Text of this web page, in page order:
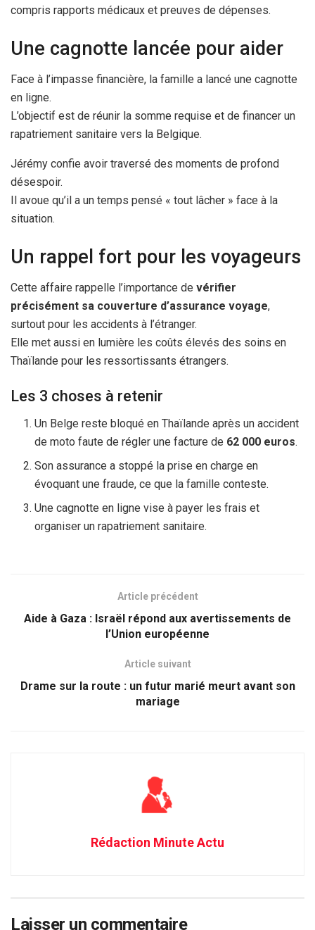
compris rapports médicaux et preuves de dépenses.
Une cagnotte lancée pour aider
Face à l’impasse financière, la famille a lancé une cagnotte
en ligne.
L’objectif est de réunir la somme requise et de financer un
rapatriement sanitaire vers la Belgique.
Jérémy confie avoir traversé des moments de profond
désespoir.
Il avoue qu’il a un temps pensé « tout lâcher » face à la
situation.
Un rappel fort pour les voyageurs
Cette affaire rappelle l’importance de vérifier
précisément sa couverture d’assurance voyage,
surtout pour les accidents à l’étranger.
Elle met aussi en lumière les coûts élevés des soins en
Thaïlande pour les ressortissants étrangers.
Les 3 choses à retenir
Un Belge reste bloqué en Thaïlande après un accident
de moto faute de régler une facture de 62 000 euros.
Son assurance a stoppé la prise en charge en
évoquant une fraude, ce que la famille conteste.
Une cagnotte en ligne vise à payer les frais et
organiser un rapatriement sanitaire.
Article précédent
Aide à Gaza : Israël répond aux avertissements de
l’Union européenne
Article suivant
Drame sur la route : un futur marié meurt avant son
mariage
Rédaction Minute Actu
Laisser un commentaire